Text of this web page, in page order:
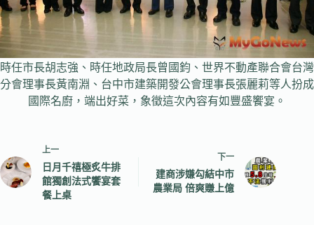
時任市長胡志強、時任地政局長曾國鈞、世界不動產聯合會台灣
分會理事長黃南淵、台中市建築開發公會理事長張麗莉等人扮成
國際名廚，端出好菜，象徵這次內容有如豐盛饗宴。
上一
日月千禧極炙牛排
館獨創法式饗宴套
餐上桌
下一
建商涉嫌勾結中市
農業局 倍爽賺上億